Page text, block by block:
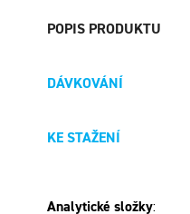
POPIS PRODUKTU
DÁVKOVÁNÍ
KE STAŽENÍ
Analytické složky: